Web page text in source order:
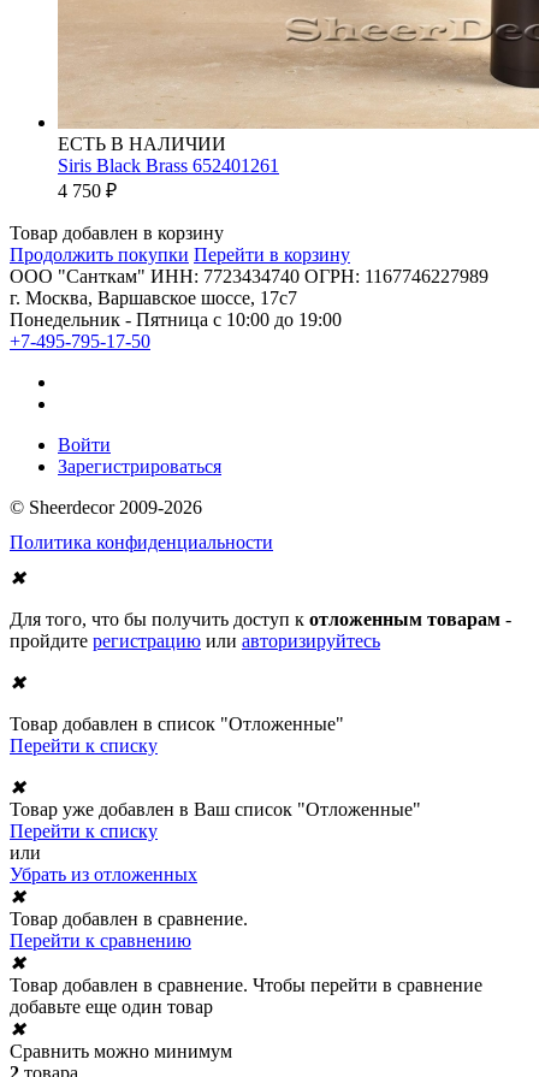
ЕСТЬ В НАЛИЧИИ
Siris Black Brass 652401261
4 750 ₽
Товар добавлен в корзину
Продолжить покупки Перейти в корзину
ООО "Санткам" ИНН: 7723434740 ОГРН: 1167746227989
г. Москва, Варшавское шоссе, 17с7
Понедельник - Пятница с 10:00 до 19:00
+7-495-795-17-50
Войти
Зарегистрироваться
© Sheerdecor 2009-2026
Политика конфиденциальности
✖
Для того, что бы получить доступ к отложенным товарам -
пройдите регистрацию или авторизируйтесь
✖
Товар добавлен в список "Отложенные"
Перейти к списку
✖
Товар уже добавлен в Ваш список "Отложенные"
Перейти к списку
или
Убрать из отложенных
✖
Товар добавлен в сравнение.
Перейти к сравнению
✖
Товар добавлен в сравнение. Чтобы перейти в сравнение
добавьте еще один товар
✖
Сравнить можно минимум
2 товара